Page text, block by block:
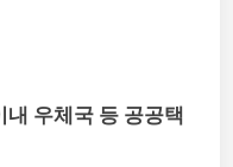
내 우체국 등 공공택